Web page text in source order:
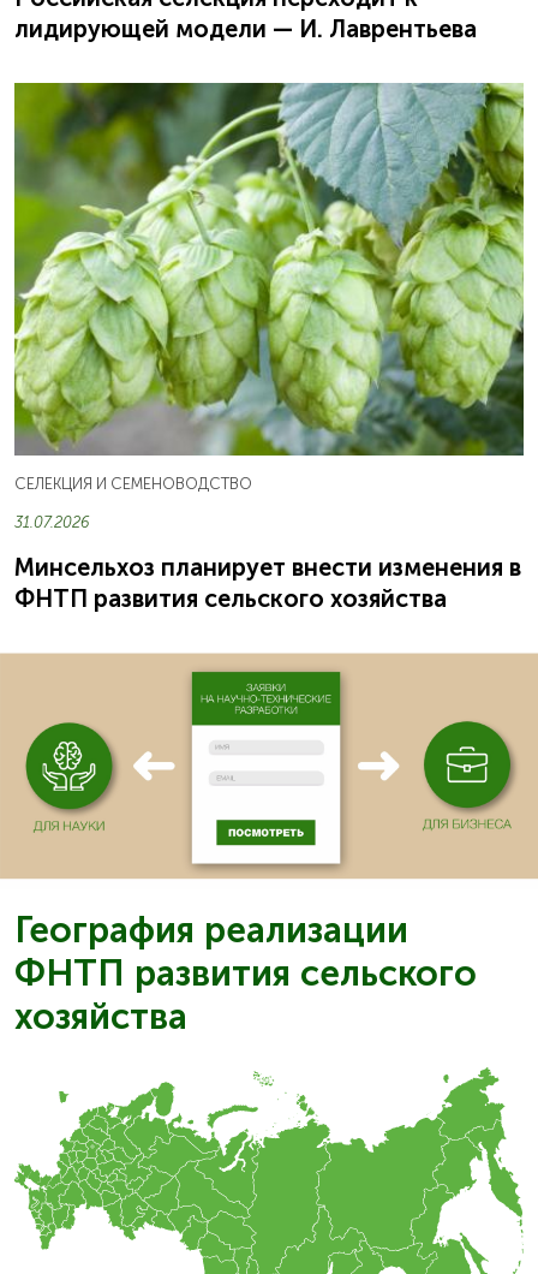
лидирующей модели — И. Лаврентьева
СЕЛЕКЦИЯ И СЕМЕНОВОДСТВО
31.07.2026
Минсельхоз планирует внести изменения в
ФНТП развития сельского хозяйства
География реализации
ФНТП развития сельского
хозяйства